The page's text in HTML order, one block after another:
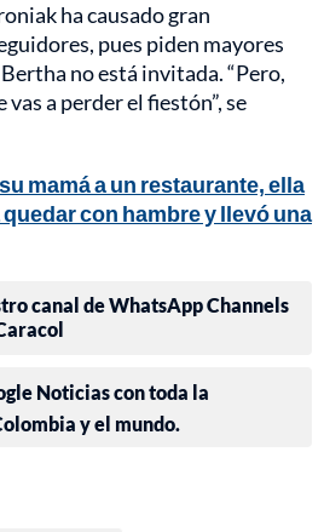
ha causado gran
pues piden mayores
no está invitada. “Pero,
vas a perder el fiestón”, se
mamá a un restaurante, ella
con hambre y llevó una
canal de WhatsApp Channels
Noticias con toda la
y el mundo.